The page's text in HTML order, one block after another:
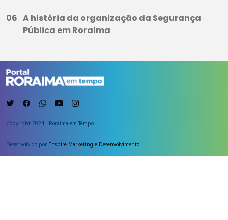
A história da organização da Segurança
Pública em Roraima
Copyright 2024 - Roraima em Tempo
Desenvolvido por Enspire Marketing e Desenvolvimento